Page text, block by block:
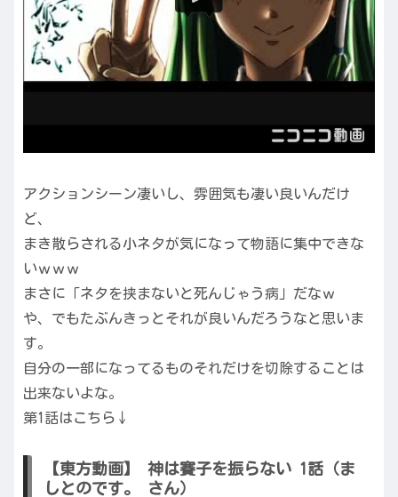
アクションシーン凄いし、雰囲気も凄い良いんだけ
ど、
まき散らされる小ネタが気になって物語に集中できな
いｗｗｗ
まさに「ネタを挟まないと死んじゃう病」だなｗ
や、でもたぶんきっとそれが良いんだろうなと思いま
す。
自分の一部になってるものそれだけを切除することは
出来ないよな。
第1話はこちら↓
【東方動画】 神は賽子を振らない 1話（ま
しとのです。 さん）